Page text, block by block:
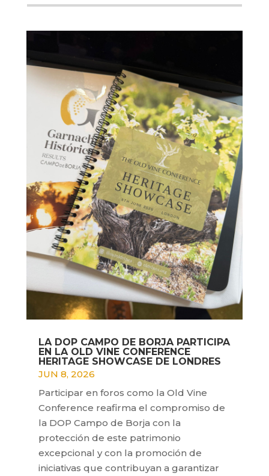
LA DOP CAMPO DE BORJA PARTICIPA
EN LA OLD VINE CONFERENCE
HERITAGE SHOWCASE DE LONDRES
JUN 8, 2026
Participar en foros como la Old Vine
Conference reafirma el compromiso de
la DOP Campo de Borja con la
protección de este patrimonio
excepcional y con la promoción de
iniciativas que contribuyan a garantizar